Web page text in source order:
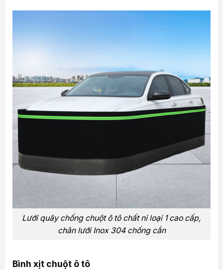
Lưới quây chống chuột ô tô chất nỉ loại 1 cao cấp,
chân lưới Inox 304 chống cắn
Bình xịt chuột ô tô